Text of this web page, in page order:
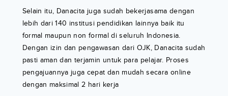
Selain itu, Danacita juga sudah bekerjasama dengan
lebih dari 140 institusi pendidikan lainnya baik itu
formal maupun non formal di seluruh Indonesia.
Dengan izin dan pengawasan dari OJK, Danacita sudah
pasti aman dan terjamin untuk para pelajar. Proses
pengajuannya juga cepat dan mudah secara online
dengan maksimal 2 hari kerja